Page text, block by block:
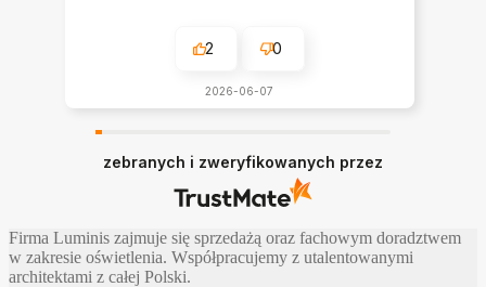
2 0
2026-06-07
zebranych i zweryfikowanych przez
Firma Luminis zajmuje się sprzedażą oraz fachowym doradztwem
w zakresie oświetlenia. Współpracujemy z utalentowanymi
architektami z całej Polski.